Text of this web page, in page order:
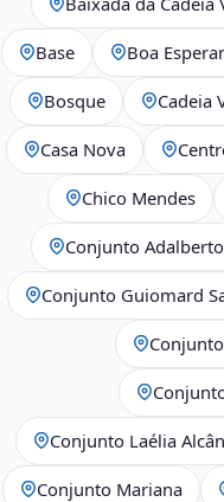
Base Boa
Bosque Cadeia
Casa Nova
Chico Mendes
Conjunto
Conjunto Guiomard
Conjunto Laélia
Conjunto Mariana